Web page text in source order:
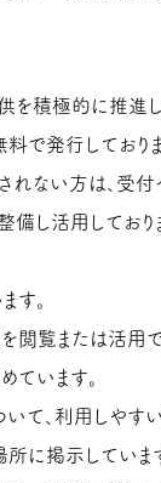
積極的に推進し
で発行しており
ない方は、受付
し活用しておりま
す。
覧または活用で
ています。
て、利用しやす
に掲示していま